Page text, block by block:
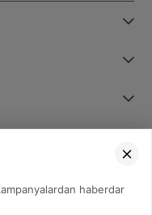
08
haberdar